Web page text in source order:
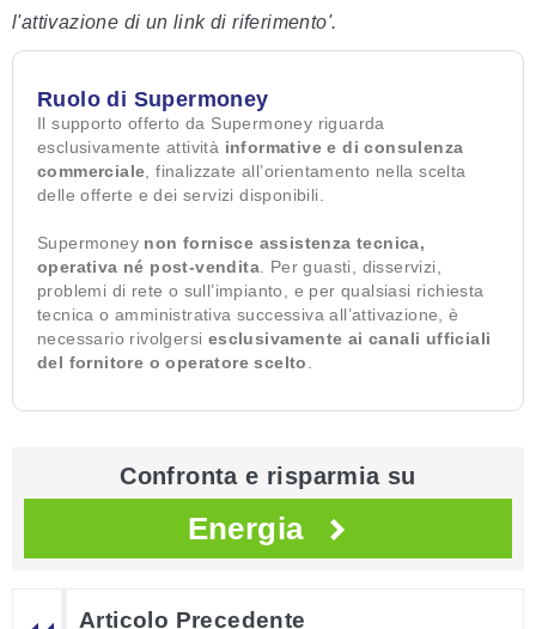
l'attivazione di un link di riferimento'.
Ruolo di Supermoney
Il supporto offerto da Supermoney riguarda
esclusivamente attività informative e di consulenza
commerciale , finalizzate all’orientamento nella scelta
delle offerte e dei servizi disponibili.
Supermoney non fornisce assistenza tecnica,
operativa né post-vendita . Per guasti, disservizi,
problemi di rete o sull’impianto, e per qualsiasi richiesta
tecnica o amministrativa successiva all’attivazione, è
necessario rivolgersi esclusivamente ai canali ufficiali
del fornitore o operatore scelto
Confronta e risparmia su
Energia
Articolo Precedente